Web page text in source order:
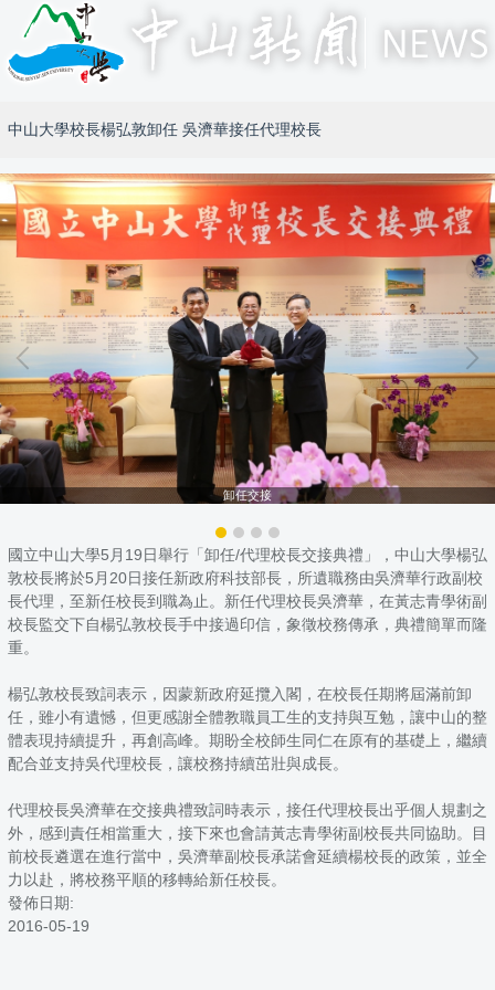
中山大學校長楊弘敦卸任 吳濟華接任代理校長
卸任交接
國立中山大學5月19日舉行「卸任/代理校長交接典禮」，中山大學楊弘
敦校長將於5月20日接任新政府科技部長，所遺職務由吳濟華行政副校
長代理，至新任校長到職為止。新任代理校長吳濟華，在黃志青學術副
校長監交下自楊弘敦校長手中接過印信，象徵校務傳承，典禮簡單而隆
重。
楊弘敦校長致詞表示，因蒙新政府延攬入閣，在校長任期將屆滿前卸
任，雖小有遺憾，但更感謝全體教職員工生的支持與互勉，讓中山的整
體表現持續提升，再創高峰。期盼全校師生同仁在原有的基礎上，繼續
配合並支持吳代理校長，讓校務持續茁壯與成長。
代理校長吳濟華在交接典禮致詞時表示，接任代理校長出乎個人規劃之
外，感到責任相當重大，接下來也會請黃志青學術副校長共同協助。目
前校長遴選在進行當中，吳濟華副校長承諾會延續楊校長的政策，並全
力以赴，將校務平順的移轉給新任校長。
發佈日期:
2016-05-19